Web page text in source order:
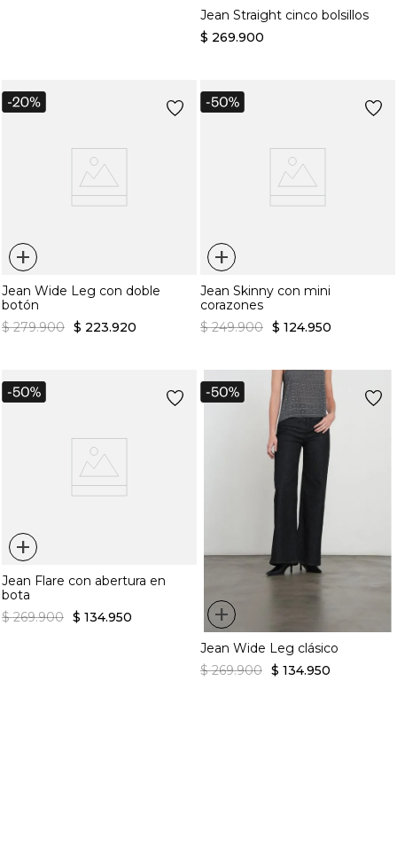
Jean Straight cinco bolsillos
$ 269.900
+
Jean Wide Leg con doble
botón
$ 279.900 $ 223.920
+
Jean Skinny con mini
corazones
$ 249.900 $ 124.950
+
Jean Flare con abertura en
bota
$ 269.900 $ 134.950 +
Jean Wide Leg clásico
$ 269.900 $ 134.950